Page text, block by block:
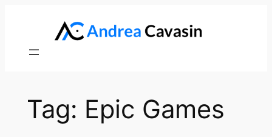
Tag: Epic Games